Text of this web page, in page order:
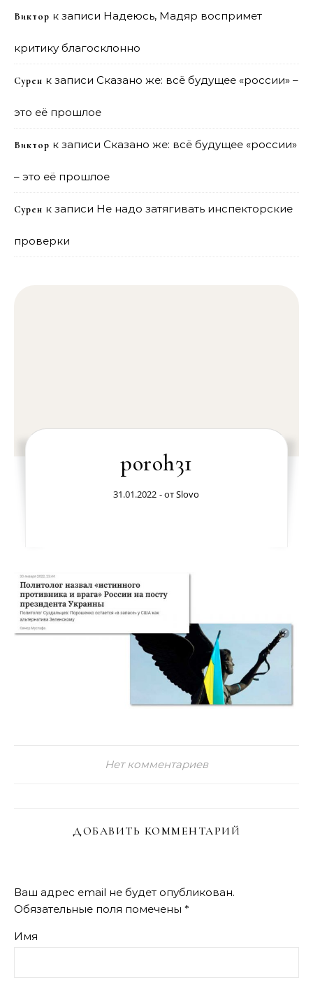
Виктор к записи Надеюсь, Мадяр воспримет
критику благосклонно
Сурен к записи Сказано же: всё будущее «россии» –
это её прошлое
Виктор к записи Сказано же: всё будущее «россии»
– это её прошлое
Сурен к записи Не надо затягивать инспекторские
проверки
poroh31
31.01.2022 - отSlovo
Нет комментариев
ДОБАВИТЬ КОММЕНТАРИЙ
Ваш адрес email не будет опубликован.
Обязательные поля помечены *
Имя